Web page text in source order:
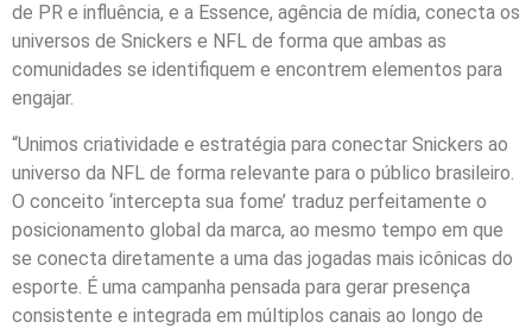
de PR e influência, e a Essence, agência de mídia, conecta os
universos de Snickers e NFL de forma que ambas as
comunidades se identifiquem e encontrem elementos para
engajar.
“Unimos criatividade e estratégia para conectar Snickers ao
universo da NFL de forma relevante para o público brasileiro.
O conceito ‘intercepta sua fome’ traduz perfeitamente o
posicionamento global da marca, ao mesmo tempo em que
se conecta diretamente a uma das jogadas mais icônicas do
esporte. É uma campanha pensada para gerar presença
consistente e integrada em múltiplos canais ao longo de